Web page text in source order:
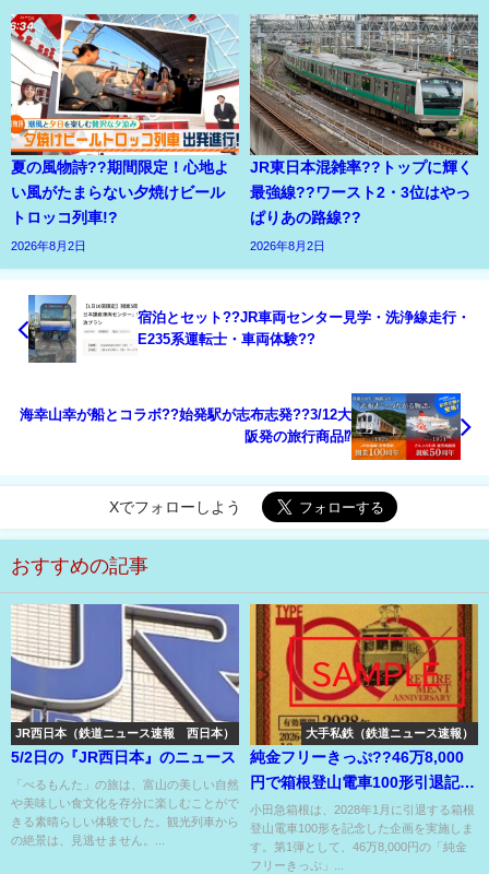
夏の風物詩??期間限定！心地よ
い風がたまらない夕焼けビール
トロッコ列車!?
2026年8月2日
JR東日本混雑率??トップに輝く
最強線??ワースト2・3位はやっ
ぱりあの路線??
2026年8月2日
宿泊とセット??JR車両センター見学・洗浄線走行・
E235系運転士・車両体験??
海幸山幸が船とコラボ??始発駅が志布志発??3/12大
阪発の旅行商品⁉
Xでフォローしよう
おすすめの記事
JR西日本（鉄道ニュース速報 西日本）
5/2日の『JR西日本』のニュース
「べるもんた」の旅は、富山の美しい自然
や美味しい食文化を存分に楽しむことがで
きる素晴らしい体験でした。観光列車から
の絶景は、見逃せません。...
大手私鉄（鉄道ニュース速報）
純金フリーきっぷ??46万8,000
円で箱根登山電車100形引退記念
企画で登場⁉
小田急箱根は、2028年1月に引退する箱根
登山電車100形を記念した企画を実施しま
す。第1弾として、46万8,000円の「純金
フリーきっぷ」...